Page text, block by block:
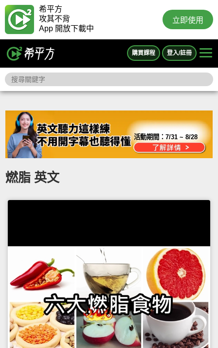
希平方
攻其不背
App 開放下載中
立即使用
購買課程 登入/註冊
活動期間：7/31 ~ 8/28
燃脂 英文